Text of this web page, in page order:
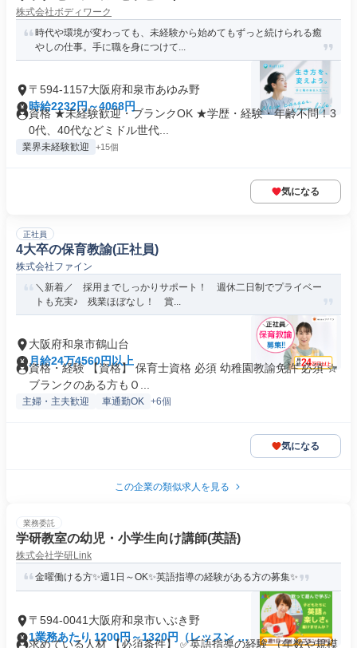
株式会社ボディワーク
時代や環境が変わっても、未経験から始めてもずっと続けられる癒
やしの仕事。手に職を身につけて...
〒594-1157大阪府和泉市あゆみ野
時給2232円～4068円
資格 ★未経験歓迎・ブランクOK ★学歴・経験・年齢不問！3
0代、40代などミドル世代...
業界未経験歓迎 +15個
気になる
正社員
4大卒の保育教諭(正社員)
株式会社ファイン
＼新着／ 採用までしっかりサポート！ 週休二日制でプライベー
トも充実♪ 残業ほぼなし！ 賞...
大阪府和泉市鶴山台
月給24万4560円以上
資格・経験 【資格】 保育士資格 必須 幼稚園教諭免許 必須 ☆
ブランクのある方もＯ...
主婦・主夫歓迎 車通勤OK +6個
気になる
この企業の類似求人を見る
業務委託
学研教室の幼児・小学生向け講師(英語)
株式会社学研Link
金曜働ける方✨週1日～OK✨英語指導の経験がある方の募集✨
〒594-0041大阪府和泉市いぶき野
1業務あたり 1200円～1320円（レッスン 60
求めている人材 【必須条件】 ✅英語指導の経験 （年数や規模